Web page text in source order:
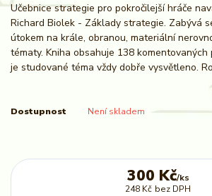
Učebnice strategie pro pokročilejší hráče
Richard Biolek - Základy strategie. Zabývá
útokem na krále, obranou, materiální
tématy. Kniha obsahuje 138
je studované téma vždy dobře vysvětleno.
Dostupnost Není skladem
300 Kč/ks
248 Kč bez DPH